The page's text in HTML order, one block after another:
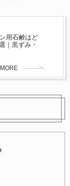
用石鹸はど
｜黒ずみ・
MORE